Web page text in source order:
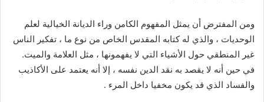
ومن المفترض أن يمثل المفهوم الكامن وراء الديانة الخيالية لعلم
الوحديات ، والذي له كتابه المقدس الخاص من نوع ما ، تفكير الناس
غير المنطقي حول الأشياء التي لا يفهمونها ، مثل العلامة والميت.
في حين أنه لا يقصد به نقد الدين نفسه ، إلا أنه يعتمد على الأكاذيب
والفساد الذي قد يكون مخفيا داخل المرء .